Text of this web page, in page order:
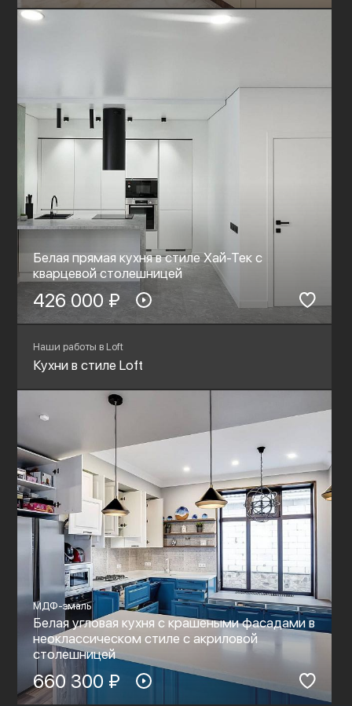
Белая прямая кухня в стиле Хай-Тек с
кварцевой столешницей
426 000 ₽
Наши работы в Loft
Кухни в стиле Loft
МДФ-эмаль
Белая угловая кухня с крашеными фасадами в
неоклассическом стиле c акриловой
столешницей
660 300 ₽